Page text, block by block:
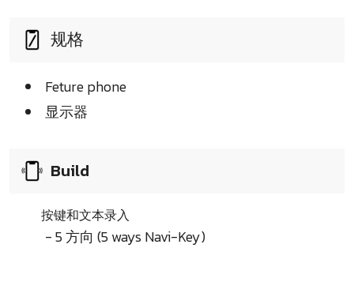
规格
Feture phone
显示器
Build
按键和文本录入
- 5 方向 (5 ways Navi-Key)